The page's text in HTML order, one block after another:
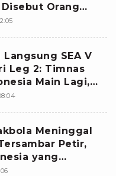
Orang
SEA V
Leg 2: Timnas
Main Lagi,
Vietnam
Meninggal
Petir,
yang
Tersohor